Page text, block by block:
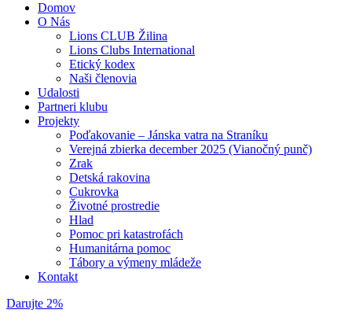
Domov
O Nás
Lions CLUB Žilina
Lions Clubs International
Etický kodex
Naši členovia
Udalosti
Partneri klubu
Projekty
Poďakovanie – Jánska vatra na Straníku
Verejná zbierka december 2025 (Vianočný punč)
Zrak
Detská rakovina
Cukrovka
Životné prostredie
Hlad
Pomoc pri katastrofách
Humanitárna pomoc
Tábory a výmeny mládeže
Kontakt
Darujte 2%